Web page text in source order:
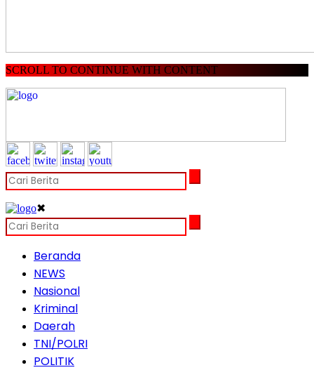
SCROLL TO CONTINUE WITH CONTENT
✖
Beranda
NEWS
Nasional
Kriminal
Daerah
TNI/POLRI
POLITIK